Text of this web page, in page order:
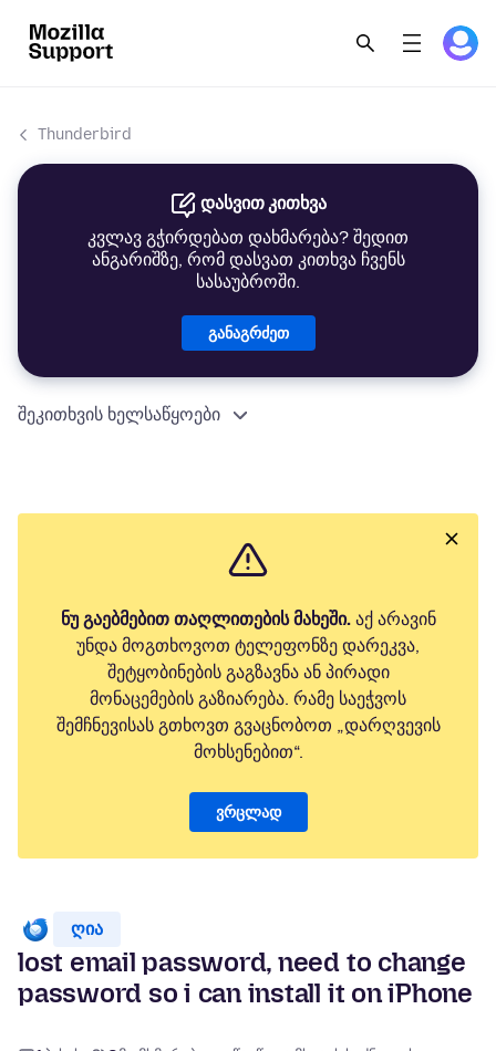
Thunderbird
დასვით კითხვა
კვლავ გჭირდებათ დახმარება? შედით
ანგარიშზე, რომ დასვათ კითხვა ჩვენს
სასაუბროში.
განაგრძეთ
შეკითხვის ხელსაწყოები
ნუ გაებმებით თაღლითების მახეში.აქ არავინ
უნდა მოგთხოვოთ ტელეფონზე დარეკვა,
შეტყობინების გაგზავნა ან პირადი
მონაცემების გაზიარება. რამე საეჭვოს
შემჩნევისას გთხოვთ გვაცნობოთ „დარღვევის
მოხსენებით“.
ვრცლად
ღია
lost email password, need to change
password so i can install it on iPhone